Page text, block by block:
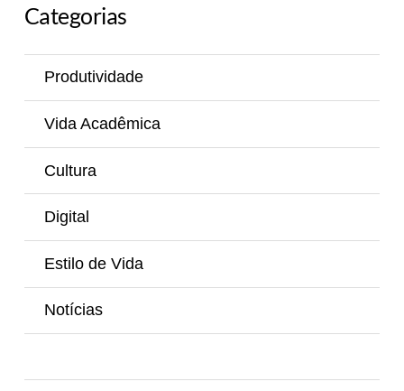
Categorias
Produtividade
Vida Acadêmica
Cultura
Digital
Estilo de Vida
Notícias